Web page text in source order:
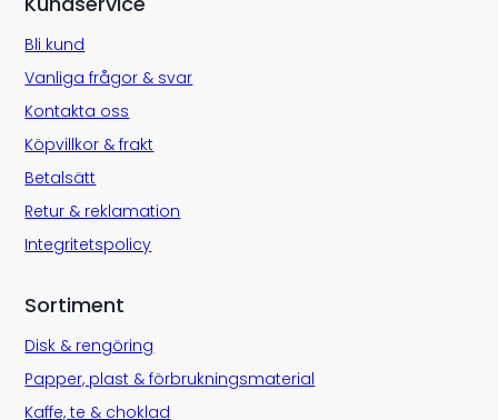
Bli kund
Vanliga frågor & svar
Kontakta oss
Köpvillkor & frakt
Betalsätt
Retur & reklamation
Integritetspolicy
Sortiment
Disk & rengöring
Papper, plast & förbrukningsmaterial
Kaffe, te & choklad